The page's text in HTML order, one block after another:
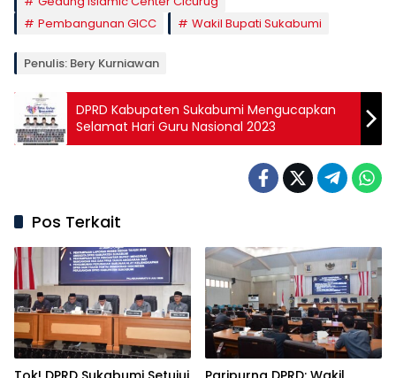
Pembangunan GICC
Wakil Bupati Sukabumi
Penulis: Bery Kurniawan
DPRD Kabupaten Sukabumi Mengucapkan
Selamat Hari Guru Nasional 2023
Pos Terkait